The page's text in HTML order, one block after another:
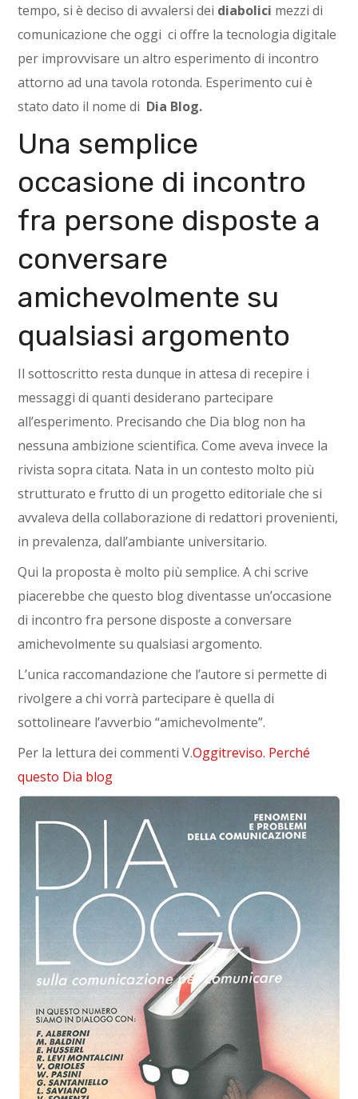
tempo, si è deciso di avvalersi dei diabolici mezzi di
comunicazione che oggi ci offre la tecnologia digitale
per improvvisare un altro esperimento di incontro
attorno ad una tavola rotonda. Esperimento cui è
stato dato il nome di Dia Blog.
Una semplice
occasione di incontro
fra persone disposte a
conversare
amichevolmente su
qualsiasi argomento
Il sottoscritto resta dunque in attesa di recepire i
messaggi di quanti desiderano partecipare
all’esperimento. Precisando che Dia blog non ha
nessuna ambizione scientifica. Come aveva invece la
rivista sopra citata. Nata in un contesto molto più
strutturato e frutto di un progetto editoriale che si
avvaleva della collaborazione di redattori provenienti,
in prevalenza, dall’ambiante universitario.
Qui la proposta è molto più semplice. A chi scrive
piacerebbe che questo blog diventasse un’occasione
di incontro fra persone disposte a conversare
amichevolmente su qualsiasi argomento.
L’unica raccomandazione che l’autore si permette di
rivolgere a chi vorrà partecipare è quella di
sottolineare l’avverbio “amichevolmente”.
Per la lettura dei commenti V.Oggitreviso. Perché
questo Dia blog